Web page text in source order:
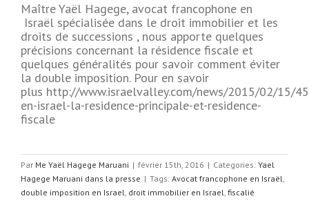
Maître Yaël Hagege, avocat francophone en
Israël spécialisée dans le droit immobilier et les
droits de successions , nous apporte quelques
précisions concernant la résidence fiscale et
quelques généralités pour savoir comment éviter
la double imposition. Pour en savoir
plus http://www.israelvalley.com/news/2015/02/15/
en-israel-la-residence-principale-et-residence-
fiscale
Par Me Yaël Hagege Maruani | février 15th, 2016 | Categories: Yael
Hagege Maruani dans la presse | Tags: Avocat francophone en Israël,
double imposition en Israel, droit immobilier en Israel, fiscalié